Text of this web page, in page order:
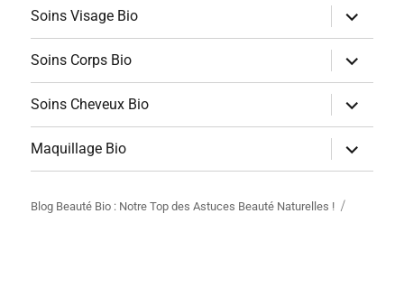
Soins Visage Bio
ouvrir
le
sous-
menu
Soins Corps Bio
ouvrir
le
sous-
menu
Soins Cheveux Bio
ouvrir
le
sous-
menu
Maquillage Bio
ouvrir
le
sous-
Blog Beauté Bio : Notre Top des Astuces Beauté Naturelles !